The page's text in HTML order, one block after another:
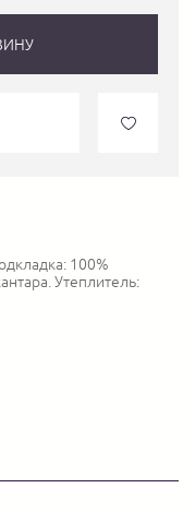
100%
Утеплитель: